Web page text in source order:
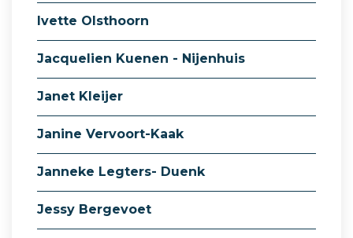
Ivette Olsthoorn
Jacquelien Kuenen - Nijenhuis
Janet Kleijer
Janine Vervoort-Kaak
Janneke Legters- Duenk
Jessy Bergevoet